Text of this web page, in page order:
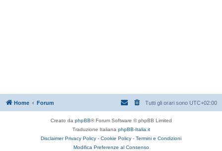
Home Forum Tutti gli orari sono UTC+02:00
Creato da phpBB® Forum Software © phpBB Limited
Traduzione Italiana phpBB-Italia.it
Disclaimer Privacy Policy - Cookie Policy - Termini e Condizioni
Modifica Preferenze al Consenso